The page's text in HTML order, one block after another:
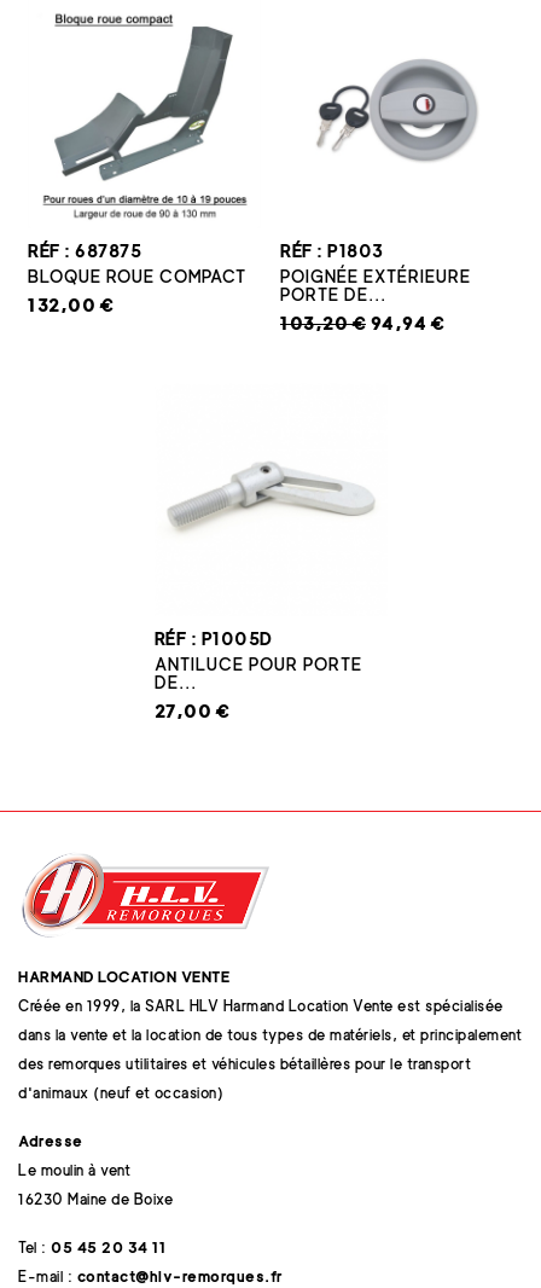
RÉF : 687875
BLOQUE ROUE COMPACT
132,00 €
RÉF : P1803
POIGNÉE EXTÉRIEURE
PORTE DE...
103,20 € 94,94 €
RÉF : P1005D
ANTILUCE POUR PORTE
DE...
27,00 €
HARMAND LOCATION VENTE
Créée en 1999, la SARL HLV Harmand Location Vente est spécialisée
dans la vente et la location de tous types de matériels, et principalement
des remorques utilitaires et véhicules bétaillères pour le transport
d'animaux (neuf et occasion)
Adresse
Le moulin à vent
16230 Maine de Boixe
Tel : 05 45 20 34 11
E-mail : contact@hlv-remorques.fr